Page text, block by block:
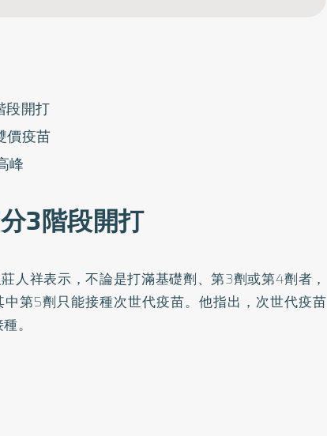
段開打
價疫苗
峰
3階段開打
人祥表示，不論是打滿基礎劑、第3劑或第4劑者，
第5劑只能接種次世代疫苗。他指出，次世代疫苗
。